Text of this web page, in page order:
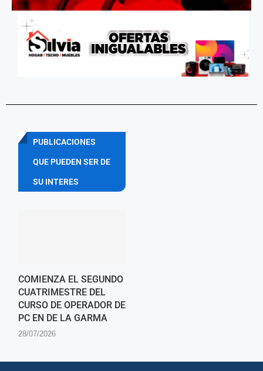
PUBLICACIONES
QUE PUEDEN SER DE
SU INTERES
COMIENZA EL SEGUNDO
CUATRIMESTRE DEL
CURSO DE OPERADOR DE
PC EN DE LA GARMA
28/07/2026